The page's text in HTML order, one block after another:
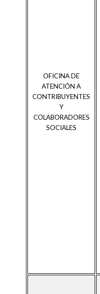
OFICINA DE
ATENCIÓN A
CONTRIBUYENTES
Y
COLABORADORES
SOCIALES